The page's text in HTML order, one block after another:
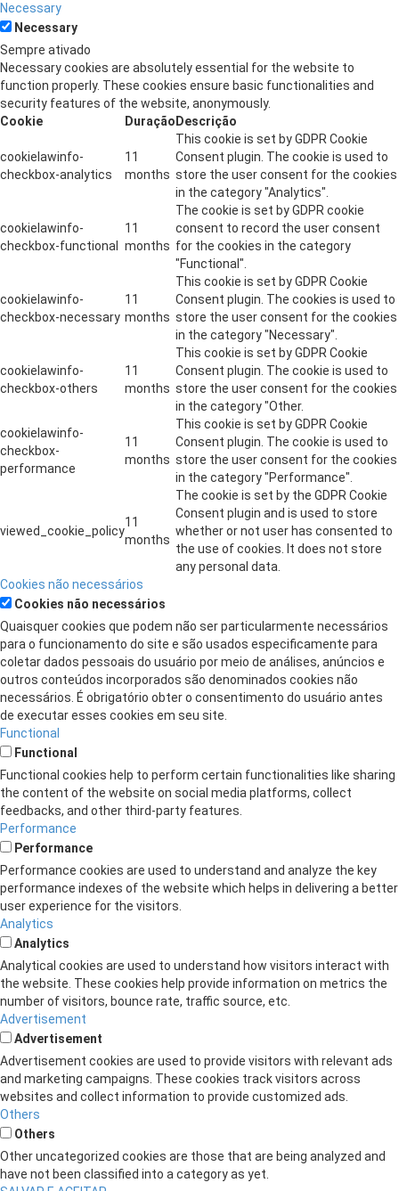
Necessary
Necessary
Sempre ativado
Necessary cookies are absolutely essential for the website to
function properly. These cookies ensure basic functionalities and
security features of the website, anonymously.
Cookie
Duração Descrição
cookielawinfo-
checkbox-analytics
11
months
This cookie is set by GDPR Cookie
Consent plugin. The cookie is used to
store the user consent for the cookies
in the category "Analytics".
cookielawinfo-
checkbox-functional
11
months
The cookie is set by GDPR cookie
consent to record the user consent
for the cookies in the category
"Functional".
cookielawinfo-
checkbox-necessary
11
months
This cookie is set by GDPR Cookie
Consent plugin. The cookies is used to
store the user consent for the cookies
in the category "Necessary".
cookielawinfo-
checkbox-others
11
months
This cookie is set by GDPR Cookie
Consent plugin. The cookie is used to
store the user consent for the cookies
in the category "Other.
cookielawinfo-
checkbox-
performance
11
months
This cookie is set by GDPR Cookie
Consent plugin. The cookie is used to
store the user consent for the cookies
in the category "Performance".
viewed_cookie_policy
11
months
The cookie is set by the GDPR Cookie
Consent plugin and is used to store
whether or not user has consented to
the use of cookies. It does not store
any personal data.
Cookies não necessários
Cookies não necessários
Quaisquer cookies que podem não ser particularmente necessários
para o funcionamento do site e são usados ​​especificamente para
coletar dados pessoais do usuário por meio de análises, anúncios e
outros conteúdos incorporados são denominados cookies não
necessários. É obrigatório obter o consentimento do usuário antes
de executar esses cookies em seu site.
Functional
Functional
Functional cookies help to perform certain functionalities like sharing
the content of the website on social media platforms, collect
feedbacks, and other third-party features.
Performance
Performance
Performance cookies are used to understand and analyze the key
performance indexes of the website which helps in delivering a better
user experience for the visitors.
Analytics
Analytics
Analytical cookies are used to understand how visitors interact with
the website. These cookies help provide information on metrics the
number of visitors, bounce rate, traffic source, etc.
Advertisement
Advertisement
Advertisement cookies are used to provide visitors with relevant ads
and marketing campaigns. These cookies track visitors across
websites and collect information to provide customized ads.
Others
Others
Other uncategorized cookies are those that are being analyzed and
have not been classified into a category as yet.